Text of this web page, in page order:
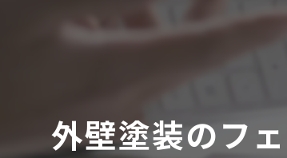
外壁塗装のフ